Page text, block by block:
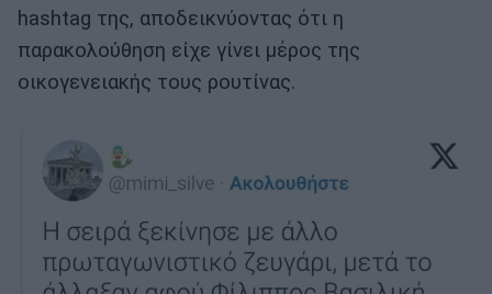
hashtag της, αποδεικνύοντας ότι η
παρακολούθηση είχε γίνει μέρος της
οικογενειακής τους ρουτίνας.